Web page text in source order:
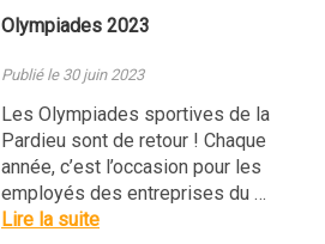
Olympiades 2023
Publié le 30 juin 2023
Les Olympiades sportives de la
Pardieu sont de retour ! Chaque
année, c’est l’occasion pour les
employés des entreprises du …
Lire la suite